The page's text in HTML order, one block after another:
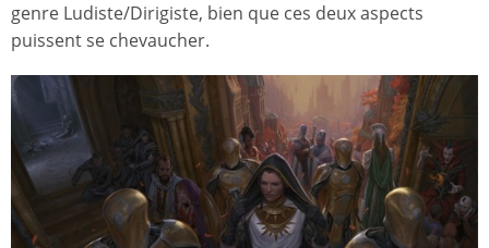
genre Ludiste/Dirigiste, bien que ces deux aspects
puissent se chevaucher.